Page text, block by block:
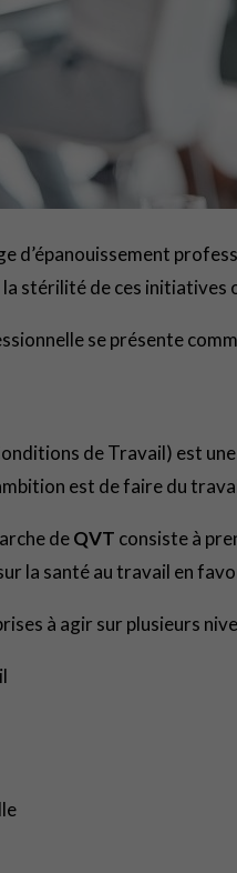
d’épanouissement
stérilité de ces
se présente
de Travail) est
est de faire du
deQVT consiste à
la santé au travail en
à agir sur plusieurs